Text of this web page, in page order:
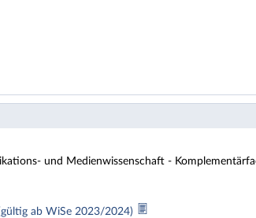
und Medienwissenschaft -
ab WiSe 2023/2024)